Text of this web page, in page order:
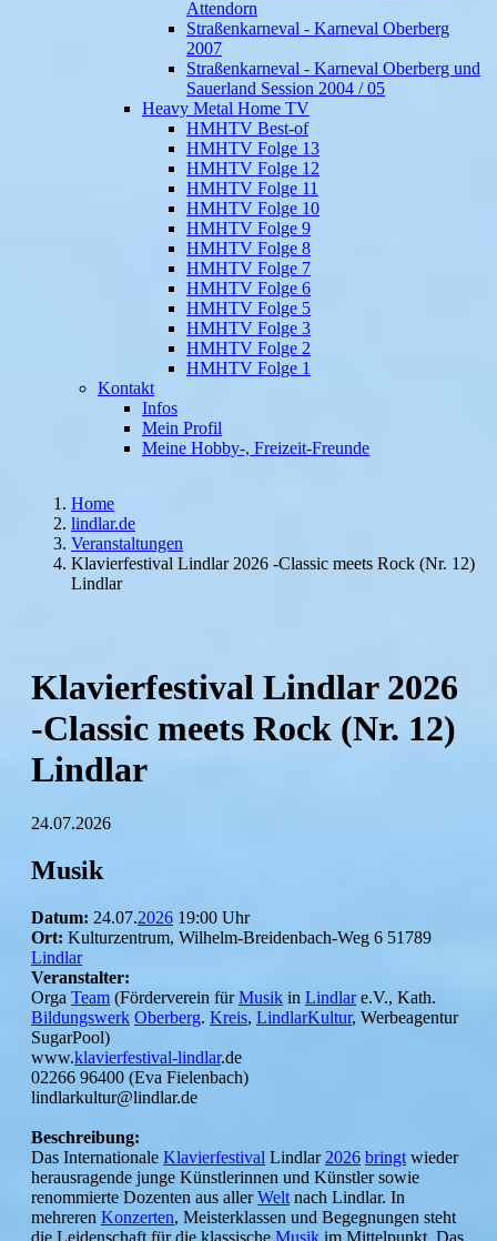
Attendorn
Straßenkarneval - Karneval Oberberg
2007
Straßenkarneval - Karneval Oberberg und
Sauerland Session 2004 / 05
Heavy Metal Home TV
HMHTV Best-of
HMHTV Folge 13
HMHTV Folge 12
HMHTV Folge 11
HMHTV Folge 10
HMHTV Folge 9
HMHTV Folge 8
HMHTV Folge 7
HMHTV Folge 6
HMHTV Folge 5
HMHTV Folge 3
HMHTV Folge 2
HMHTV Folge 1
Kontakt
Infos
Mein Profil
Meine Hobby-, Freizeit-Freunde
Home
lindlar.de
Veranstaltungen
Klavierfestival Lindlar 2026 -Classic meets Rock (Nr. 12)
Lindlar
Klavierfestival Lindlar 2026
-Classic meets Rock (Nr. 12)
Lindlar
24.07.2026
Musik
Datum: 24.07.2026 19:00 Uhr
Ort: Kulturzentrum, Wilhelm-Breidenbach-Weg 6 51789
Lindlar
Veranstalter:
Orga Team (Förderverein fürMusik in Lindlare.V., Kath.
Bildungswerk Oberberg. Kreis, LindlarKultur, Werbeagentur
SugarPool)
www.klavierfestival-lindlar.de
02266 96400 (Eva Fielenbach)
lindlarkultur@lindlar.de
Beschreibung:
Das Internationale Klavierfestival Lindlar 2026 bringt wieder
herausragende junge Künstlerinnen und Künstler sowie
renommierte Dozenten aus allerWelt nach Lindlar. In
mehreren Konzerten, Meisterklassen und Begegnungen steht
die Leidenschaft für die klassische Musik im Mittelpunkt. Das